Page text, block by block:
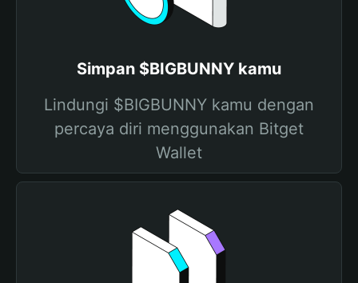
Simpan $BIGBUNNY kamu
Lindungi $BIGBUNNY kamu dengan
percaya diri menggunakan Bitget
Wallet